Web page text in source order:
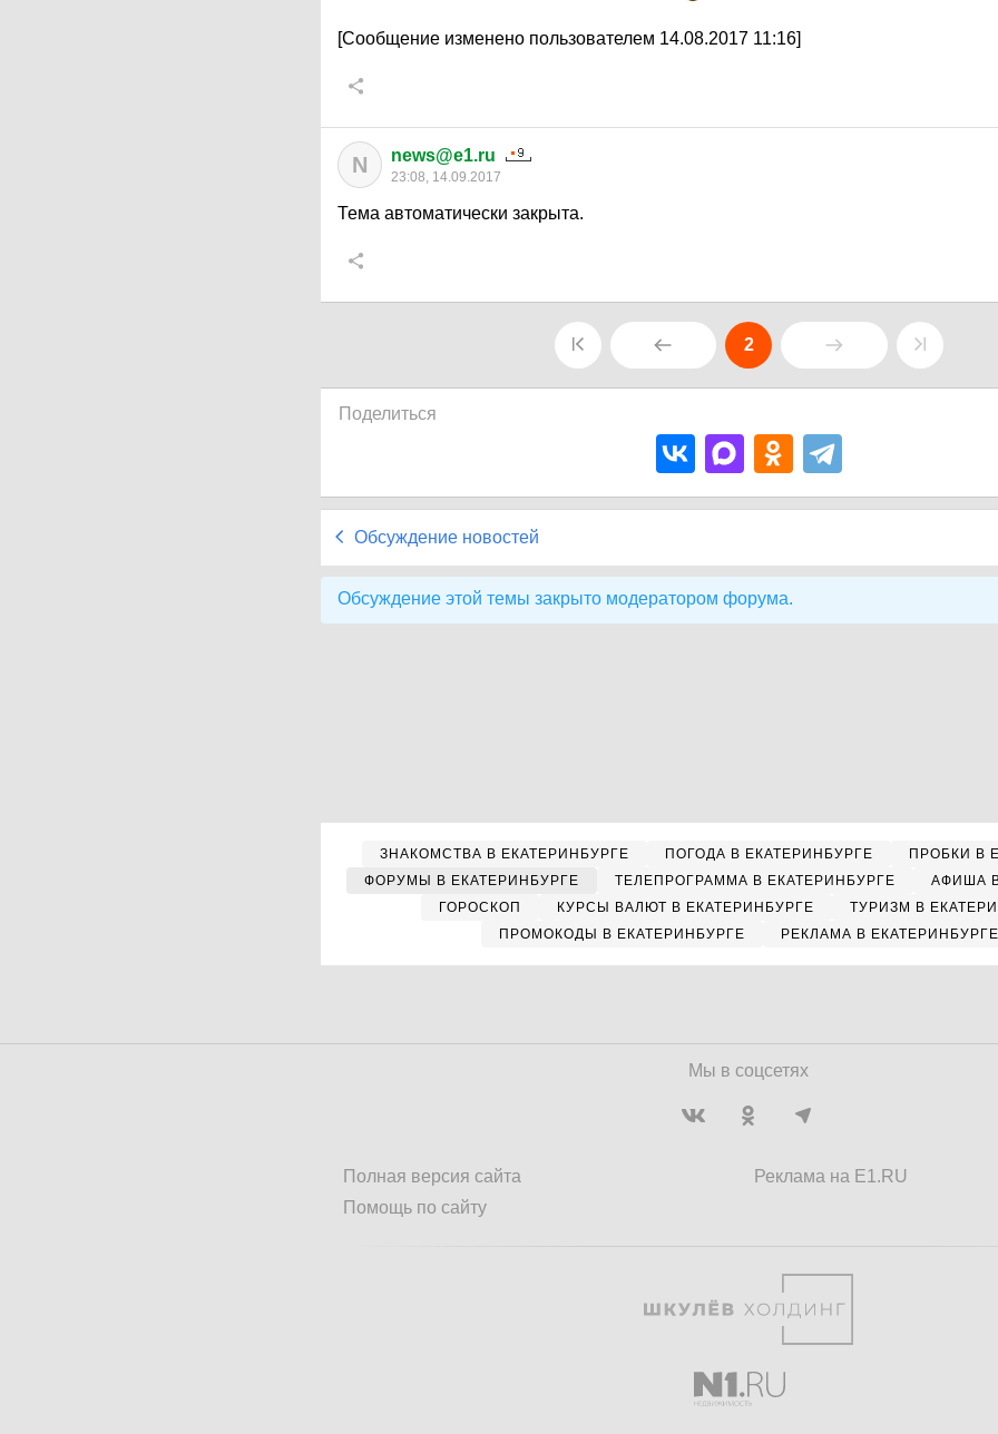
[Сообщение изменено пользователем 14.08.2017 11:16]
N news@e1.ru
23:08, 14.09.2017
Тема автоматически закрыта.
2
Поделиться
Обсуждение новостей
Обсуждение этой темы закрыто модератором форума.
ЗНАКОМСТВА В ЕКАТЕРИНБУРГЕ ПОГОДА В ЕКАТЕРИНБУРГЕ
ПРОБКИ В
ФОРУМЫ В ЕКАТЕРИНБУРГЕ
ТЕЛЕПРОГРАММА В ЕКАТЕРИНБУРГЕ
АФИША
ГОРОСКОП
КУРСЫ ВАЛЮТ В ЕКАТЕРИНБУРГЕ
ТУРИЗМ В
ПРОМОКОДЫ В ЕКАТЕРИНБУРГЕ
РЕКЛАМА В ЕКАТЕРИНБУРГЕ
Мы в соцсетях
Полная версия сайта
Помощь по сайту
Реклама на E1.RU